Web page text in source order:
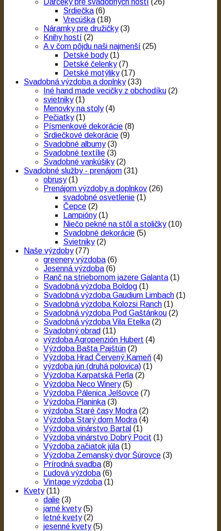
Darčeky pre svadobných hostí (26)
Srdiečka (6)
Vrecúška (18)
Náramky pre družičky (3)
Knihy hostí (2)
A v čom pôjdu naši najmenší (25)
Detské body (1)
Detské čelenky (7)
Detské motýliky (17)
Svadobná výzdoba a doplnky (33)
Iné hand made vecičky z obchodíku (2)
svietniky (1)
Menovky na stoly (4)
Pečiatky (1)
Písmenkové dekorácie (8)
Srdiečkové dekorácie (9)
Svadobné albumy (3)
Svadobné textílie (3)
Svadobné vankúšiky (2)
Svadobné služby - prenájom (31)
obrusy (1)
Prenájom výzdoby a doplnkov (26)
svadobné osvetlenie (1)
Čepce (2)
Lampióny (1)
Niečo pekné na stôl a stoličky (10)
Svadobné dekorácie (5)
Svietniky (2)
Naše výzdoby (77)
greenery výzdoba (6)
Jesenná výzdoba (6)
Ranč na striebornom jazere Galanta (1)
Svadobná výzdoba Boldog (1)
Svadobná výzdoba Gaudium Limbach (1)
Svadobná výzdoba Kolozsi Ranch (1)
Svadobná výzdoba Pod Gaštánkou (2)
Svadobná výzdoba Vila Etelka (2)
Svadobný obrad (11)
výzdoba Agropenzión Hubert (4)
Výzdoba Bašta Pajštún (2)
Výzdoba Hrad Červený Kameň (4)
výzdoba jún (druhá polovica) (1)
Výzdoba Karpatská Perla (2)
Výzdoba Neco Winery (5)
Výzdoba Pálenica Jelšovce (7)
Výzdoba Planinka (3)
výzdoba Staré časy Modra (2)
Výzdoba Starý dom Modra (4)
Výzdoba vinárstvo Bartal (1)
Výzdoba vinárstvo Dobrý Pocit (1)
Výzdoba začiatok júla (1)
Výzdoba Zemanský dvor Šúrovce (3)
Prírodná svadba (8)
Ľudová výzdoba (6)
Vintage výzdoba (1)
Kvety (11)
dalie (3)
jarné kvety (5)
letné kvety (2)
jesenné kvety (5)